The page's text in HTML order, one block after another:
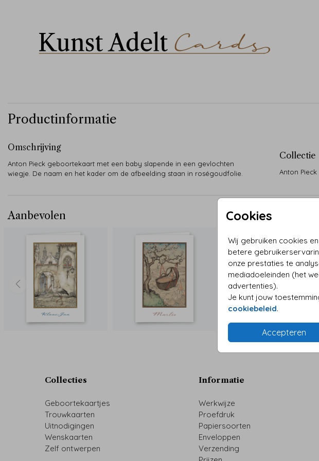
Cookies
Wij gebruiken cookies
betere
onze prestaties te
mediadoeleinden (het
advertenties).
Je kunt jouw
cookiebeleid.
Accepteren
Productinformatie
Omschrijving
Anton Pieck geboortekaart met een baby slapende in een gevlochten
wiegje. De naam en het kader om de afbeelding staan in roségoudfolie.
Collectie
Anton Pieck
Aanbevolen
Collecties
Geboortekaartjes
Trouwkaarten
Uitnodigingen
Wenskaarten
Zelf ontwerpen
Informatie
Werkwijze
Proefdruk
Papiersoorten
Enveloppen
Verzending